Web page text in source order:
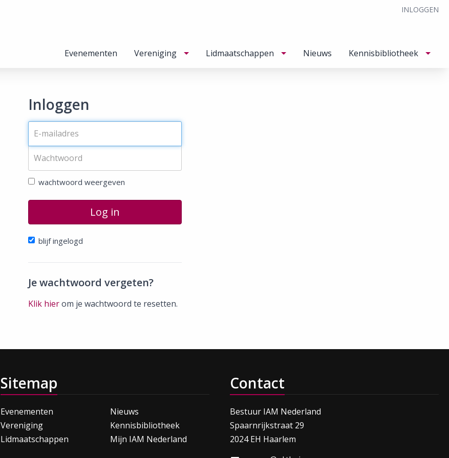
INLOGGEN
Evenementen Vereniging Lidmaatschappen Nieuws Kennisbibliotheek
Inloggen
wachtwoord weergeven
Log in
blijf ingelogd
Je wachtwoord vergeten?
Klik hierom je wachtwoord te resetten.
Sitemap
Evenementen
Vereniging
Lidmaatschappen
Nieuws
Kennisbibliotheek
Mijn IAM Nederland
Contact
Bestuur IAM Nederland
Spaarnrijkstraat 29
2024 EH Haarlem